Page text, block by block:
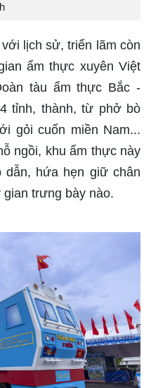
lịch sử, triển lãm còn
ẩm thực xuyên Việt
tàu ẩm thực Bắc -
tỉnh, thành, từ phở bò
gỏi cuốn miền Nam...
ngồi, khu ẩm thực này
dẫn, hứa hẹn giữ chân
trưng bày nào.